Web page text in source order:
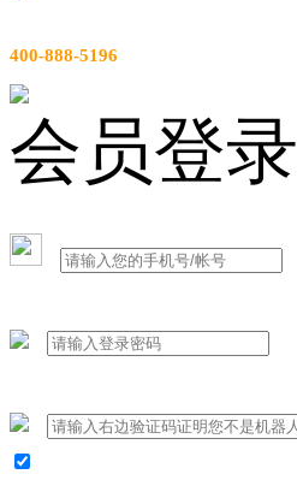
400-888-5196
会员登录